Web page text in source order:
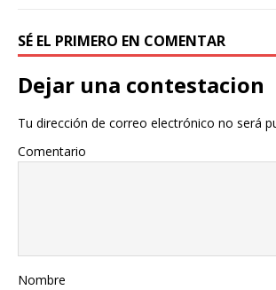
SÉ EL PRIMERO EN COMENTAR
Dejar una contestacion
Tu dirección de correo electrónico no será
Comentario
Nombre